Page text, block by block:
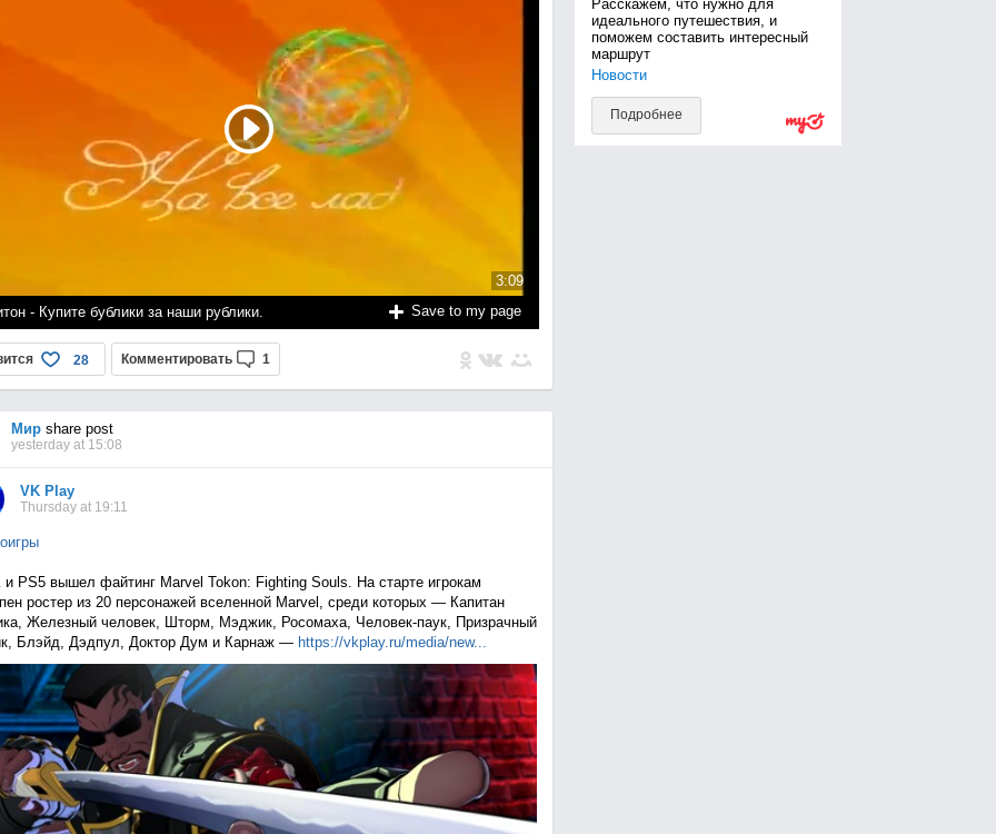
3:09
- Купите бублики за наши рублики. Save to my page
28 Комментировать 1
Мирshare post
yesterday at 15:08
VK Play
Thursday at 19:11
PS5 вышел файтинг Marvel Tokon: Fighting Souls. На старте игрокам
ростер из 20 персонажей вселенной Marvel, среди которых — Капитан
Железный человек, Шторм, Мэджик, Росомаха, Человек-паук, Призрачный
Блэйд, Дэдпул, Доктор Дум и Карнаж — https://vkplay.ru/media/new...
Расскажем, что нужно для
идеального путешествия, и
поможем составить интересный
маршрут
Новости
Подробнее